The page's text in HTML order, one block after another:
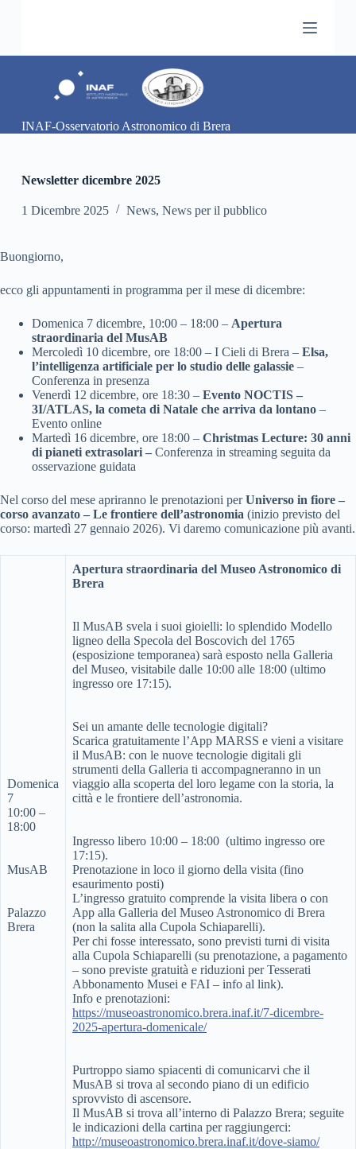
t
o
n
INAF-Osservatorio Astronomico di Brera
Newsletter dicembre 2025
1 Dicembre 2025 News, News per il pubblico
Buongiorno,
ecco gli appuntamenti in programma per il mese di dicembre:
Domenica 7 dicembre, 10:00 – 18:00 – Apertura
straordinaria del MusAB
Mercoledì 10 dicembre, ore 18:00 – I Cieli di Brera – Elsa,
l’intelligenza artificiale per lo studio delle galassie –
Conferenza in presenza
Venerdì 12 dicembre, ore 18:30 – Evento NOCTIS –
3I/ATLAS, la cometa di Natale che arriva da lontano –
Evento online
Martedì 16 dicembre, ore 18:00 – Christmas Lecture: 30 anni
di pianeti extrasolari – Conferenza in streaming seguita da
osservazione guidata
Nel corso del mese apriranno le prenotazioni perUniverso in fiore –
corso avanzato – Le frontiere dell’astronomia (inizio previsto del
corso: martedì 27 gennaio 2026). Vi daremo comunicazione più avanti.
Domenica
7
10:00 –
18:00
MusAB
Palazzo
Brera
Apertura straordinaria del Museo Astronomico di
Brera
Il MusAB svela i suoi gioielli: lo splendido Modello
ligneo della Specola del Boscovich del 1765
(esposizione temporanea) sarà esposto nella Galleria
del Museo, visitabile dalle 10:00 alle 18:00 (ultimo
ingresso ore 17:15).
Sei un amante delle tecnologie digitali?
Scarica gratuitamente l’App MARSS e vieni a visitare
il MusAB: con le nuove tecnologie digitali gli
strumenti della Galleria ti accompagneranno in un
viaggio alla scoperta del loro legame con la storia, la
città e le frontiere dell’astronomia.
Ingresso libero 10:00 – 18:00 (ultimo ingresso ore
17:15).
Prenotazione in loco il giorno della visita (fino
esaurimento posti)
L’ingresso gratuito comprende la visita libera o con
App alla Galleria del Museo Astronomico di Brera
(non la salita alla Cupola Schiaparelli).
Per chi fosse interessato, sono previsti turni di visita
alla Cupola Schiaparelli (su prenotazione, a pagamento
– sono previste gratuità e riduzioni per Tesserati
Abbonamento Musei e FAI – info al link).
Info e prenotazioni:
https://museoastronomico.brera.inaf.it/7-dicembre-
2025-apertura-domenicale/
Purtroppo siamo spiacenti di comunicarvi che il
MusAB si trova al secondo piano di un edificio
sprovvisto di ascensore.
Il MusAB si trova all’interno di Palazzo Brera; seguite
le indicazioni della cartina per raggiungerci:
http://museoastronomico.brera.inaf.it/dove-siamo/